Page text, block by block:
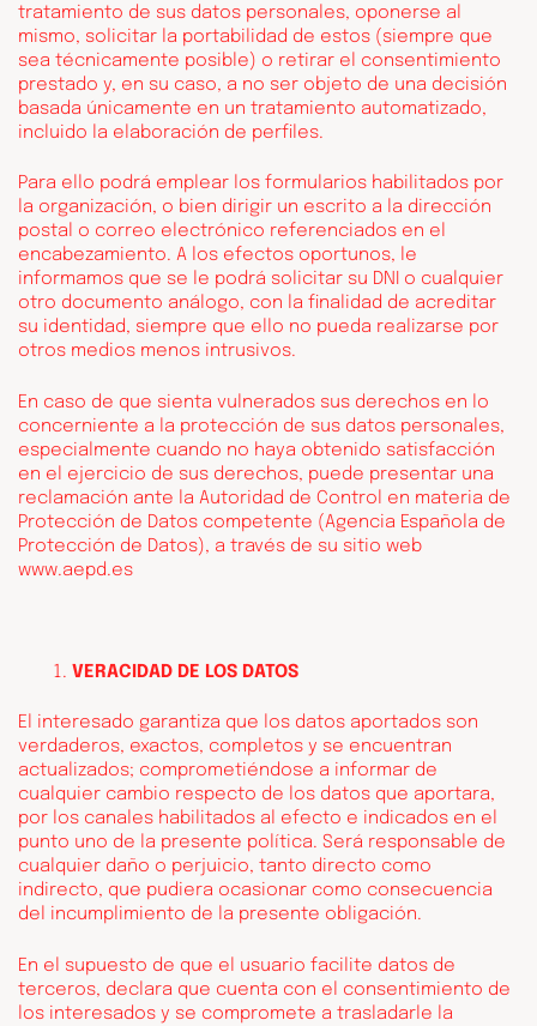
tratamiento de sus datos personales, oponerse al
mismo, solicitar la portabilidad de estos (siempre que
sea técnicamente posible) o retirar el consentimiento
prestado y, en su caso, a no ser objeto de una decisión
basada únicamente en un tratamiento automatizado,
incluido la elaboración de perfiles.
Para ello podrá emplear los formularios habilitados por
la organización, o bien dirigir un escrito a la dirección
postal o correo electrónico referenciados en el
encabezamiento. A los efectos oportunos, le
informamos que se le podrá solicitar su DNI o cualquier
otro documento análogo, con la finalidad de acreditar
su identidad, siempre que ello no pueda realizarse por
otros medios menos intrusivos.
En caso de que sienta vulnerados sus derechos en lo
concerniente a la protección de sus datos personales,
especialmente cuando no haya obtenido satisfacción
en el ejercicio de sus derechos, puede presentar una
reclamación ante la Autoridad de Control en materia de
Protección de Datos competente (Agencia Española de
Protección de Datos), a través de su sitio web
www.aepd.es
VERACIDAD DE LOS DATOS
El interesado garantiza que los datos aportados son
verdaderos, exactos, completos y se encuentran
actualizados; comprometiéndose a informar de
cualquier cambio respecto de los datos que aportara,
por los canales habilitados al efecto e indicados en el
punto uno de la presente política. Será responsable de
cualquier daño o perjuicio, tanto directo como
indirecto, que pudiera ocasionar como consecuencia
del incumplimiento de la presente obligación.
En el supuesto de que el usuario facilite datos de
terceros, declara que cuenta con el consentimiento de
los interesados y se compromete a trasladarle la